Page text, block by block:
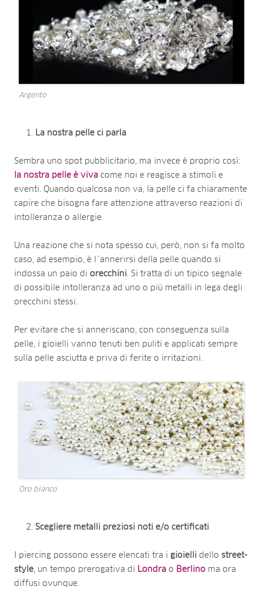
Argento
La nostra pelle ci parla
Sembra uno spot pubblicitario, ma invece è proprio così:
la nostra pelle è viva come noi e reagisce a stimoli e
eventi. Quando qualcosa non va, la pelle ci fa chiaramente
capire che bisogna fare attenzione attraverso reazioni di
intolleranza o allergie.
Una reazione che si nota spesso cui, però, non si fa molto
caso, ad esempio, è l´annerirsi della pelle quando si
indossa un paio di orecchini. Si tratta di un tipico segnale
di possibile intolleranza ad uno o più metalli in lega degli
orecchini stessi.
Per evitare che si anneriscano, con conseguenza sulla
pelle, i gioielli vanno tenuti ben puliti e applicati sempre
sulla pelle asciutta e priva di ferite o irritazioni.
Oro bianco
Scegliere metalli preziosi noti e/o certificati
I piercing possono essere elencati tra i gioielli dello street-
style , un tempo prerogativa di Londra o Berlino ma ora
diffusi ovunque.